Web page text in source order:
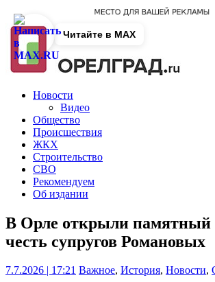
Новости
Видео
Общество
Происшествия
ЖКХ
Строительство
СВО
Рекомендуем
Об издании
В Орле открыли памятный
честь супругов Романовых
7.7.2026 | 17:21 Важное, История, Новости,
Читайте в MAX